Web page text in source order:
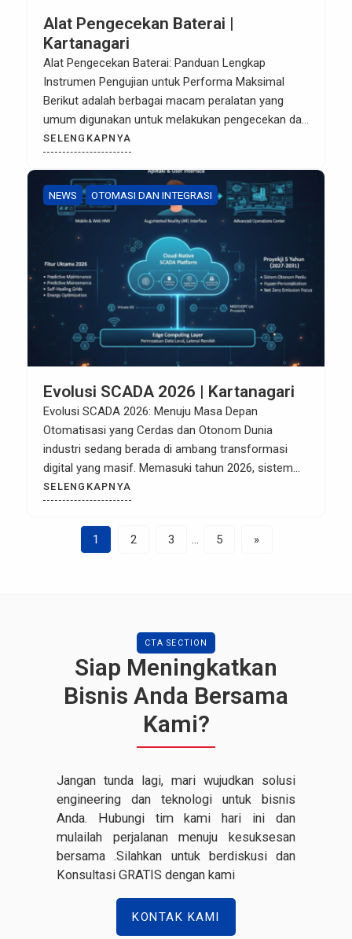
Alat Pengecekan Baterai |
Kartanagari
Alat Pengecekan Baterai: Panduan Lengkap
Instrumen Pengujian untuk Performa Maksimal
Berikut adalah berbagai macam peralatan yang
umum digunakan untuk melakukan pengecekan dan
pengujian baterai secara profesional: 1. Multimeter
Digital (DMM) voltage) baterai secara instan.
Fungsi:Mengetahui apakah baterai berada dalam
kondisi kosong, penuh, atau sudah melewati
ambang batas pemakaian (over-discharge).
Keterbatasan: Hanya menunjukkan voltase
permukaan, bukan […]
SELENGKAPNYA
NEWS OTOMASI DAN INTEGRASI
Evolusi SCADA 2026 | Kartanagari
Evolusi SCADA 2026: Menuju Masa Depan
Otomatisasi yang Cerdas dan Otonom Dunia
industri sedang berada di ambang transformasi
digital yang masif. Memasuki tahun 2026, sistem
SCADA (Supervisory Control and Data Acquisition)
bukan lagi sekadar pusat pemantauan data statis.
Seiring dengan percepatan Industri 4.0 di Indonesia,
SCADA telah berevolusi menjadi “otak” digital yang
SELENGKAPNYA
1 2 3 … 5 »
CTA SECTION
Siap Meningkatkan
Bisnis Anda Bersama
Kami?
Jangan tunda lagi, mari wujudkan solusi
engineering dan teknologi untuk bisnis
Anda. Hubungi tim kami hari ini dan
mulailah perjalanan menuju kesuksesan
bersama .Silahkan untuk berdiskusi dan
Konsultasi GRATIS dengan kami
KONTAK KAMI